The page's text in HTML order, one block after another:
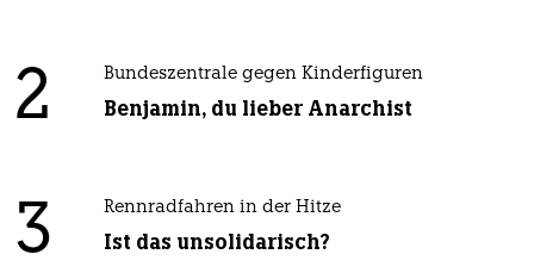
2 Bundeszentrale gegen Kinderfiguren
Benjamin, du lieber Anarchist
3 Rennradfahren in der Hitze
Ist das unsolidarisch?